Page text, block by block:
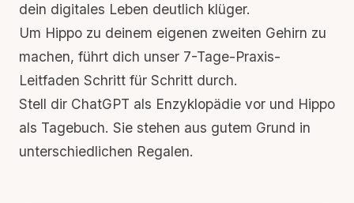
dein digitales Leben deutlich klüger.
Um Hippo zu deinem eigenen zweiten Gehirn zu
machen, führt dich unser 7-Tage-Praxis-
Leitfaden Schritt für Schritt durch.
Stell dir ChatGPT als Enzyklopädie vor und Hippo
als Tagebuch. Sie stehen aus gutem Grund in
unterschiedlichen Regalen.